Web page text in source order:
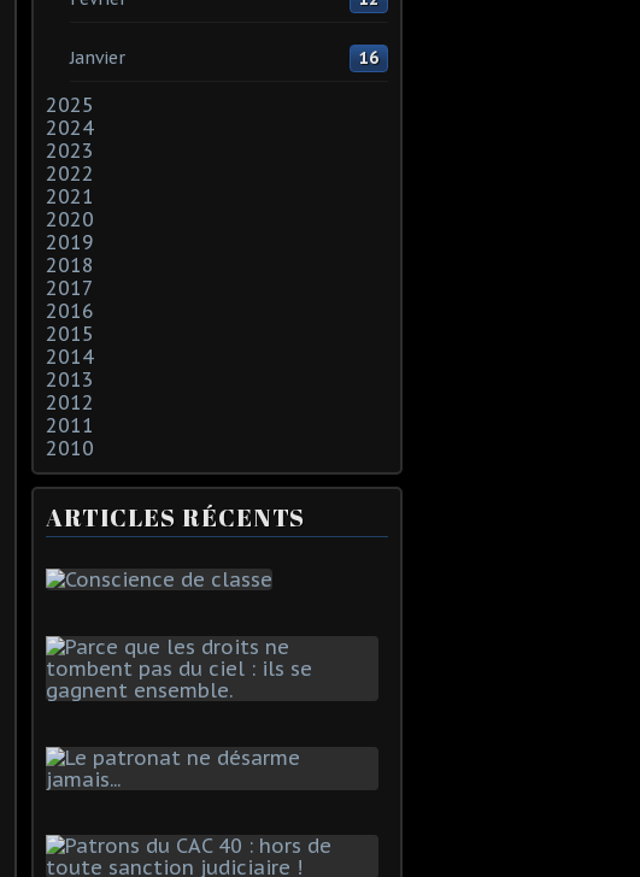
Janvier 16
2025
2024
2023
2022
2021
2020
2019
2018
2017
2016
2015
2014
2013
2012
2011
2010
ARTICLES RÉCENTS